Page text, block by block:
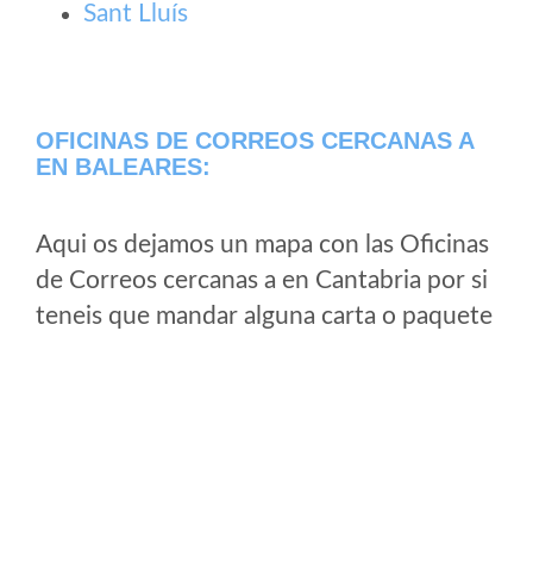
Sant Lluís
OFICINAS DE CORREOS CERCANAS A
EN BALEARES:
Aqui os dejamos un mapa con las Oficinas
de Correos cercanas a en Cantabria por si
teneis que mandar alguna carta o paquete